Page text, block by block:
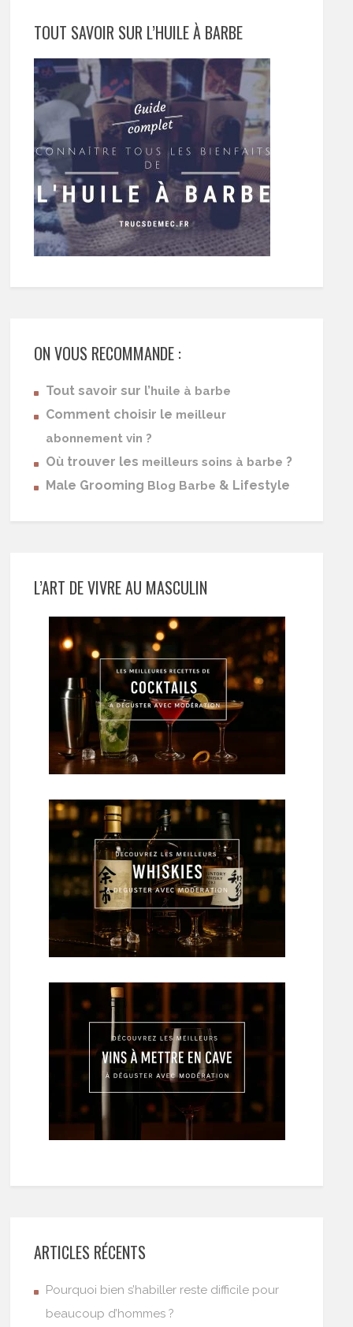
TOUT SAVOIR SUR L’HUILE À BARBE
ON VOUS RECOMMANDE :
Tout savoir sur l’huile à barbe
Comment choisir le meilleur
abonnement vin ?
Où trouver les meilleurs soins à barbe ?
Male Grooming Blog Barbe & Lifestyle
L’ART DE VIVRE AU MASCULIN
ARTICLES RÉCENTS
Pourquoi bien s’habiller reste difficile pour
beaucoup d’hommes ?